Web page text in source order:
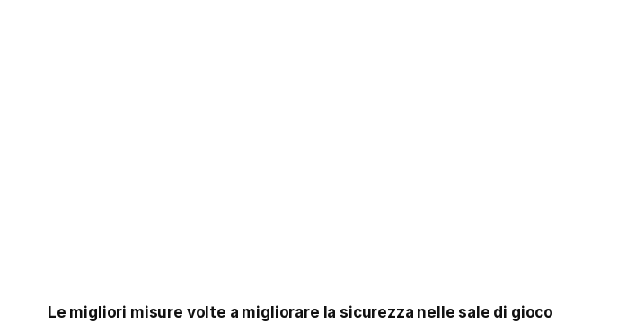
Le migliori misure volte a migliorare la sicurezza nelle sale di gioco